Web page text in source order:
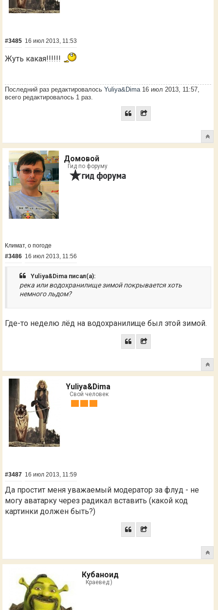
#3485 16 июл 2013, 11:53
Жуть какая!!!!!!
Последний раз редактировалось Yuliya&Dima16 июл 2013, 11:57,
всего редактировалось 1 раз.
Домовой
Гид по форуму
Климат, о погоде
#3486 16 июл 2013, 11:56
Yuliya&Dima писал(а):
река или водохранилище зимой покрывается хоть
немного льдом?
Где-то неделю лёд на водохранилище был этой зимой.
Yuliya&Dima
Свой человек
#3487 16 июл 2013, 11:59
Да простит меня уважаемый модератор за флуд - не
могу аватарку через радикал вставить (какой код
картинки должен быть?)
Кубаноид
Краевед:)